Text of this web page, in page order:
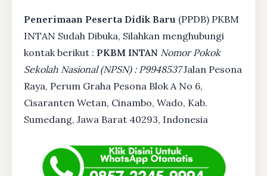
Penerimaan Peserta Didik Baru (PPDB) PKBM
INTAN Sudah Dibuka, Silahkan menghubungi
kontak berikut : PKBM INTAN Nomor Pokok
Sekolah Nasional (NPSN) : P9948537Jalan Pesona
Raya, Perum Graha Pesona Blok A No 6,
Cisaranten Wetan, Cinambo, Wado, Kab.
Sumedang, Jawa Barat 40293, Indonesia